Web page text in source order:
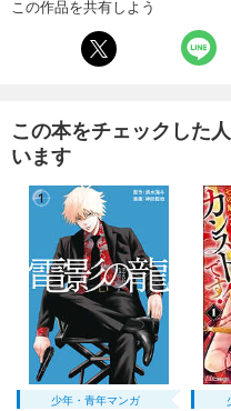
この作品を共有しよう
この本をチェックした
います
少年・青年マンガ